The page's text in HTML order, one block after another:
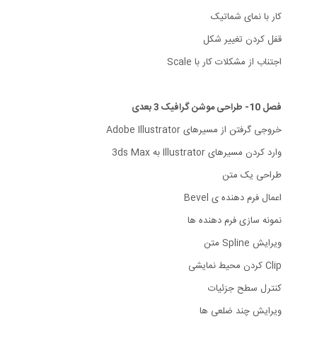
کار با نمای شماتیک
قفل کردن تغییر شکل
اجتناب از مشکلات کار با Scale
فصل 10- طراحی موشن گرافیک 3 بعدی
خروجی گرفتن از مسیرهای Adobe Illustrator
وارد کردن مسیرهای Illustrator به 3ds Max
طراحی یک متن
اعمال فرم دهنده ی Bevel
نمونه سازی فرم دهنده ها
ویرایش Spline متن
Clip کردن محیط نمایشی
کنترل سطح جزئیات
ویرایش چند ضلعی ها